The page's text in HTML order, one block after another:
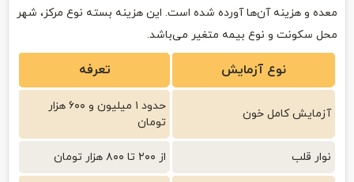
معده و هزینه آن‌ها آورده شده است. این هزینه بسته نوع مرکز، شهر
محل سکونت و نوع بیمه متغیر می‌باشد.
نوع آزمایش تعرفه
آزمایش کامل خون
حدود ۱ میلیون و ۶۰۰ هزار
تومان
نوار قلب از ۲۰۰ تا ۸۰۰ هزار تومان